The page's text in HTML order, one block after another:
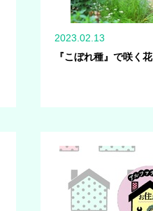
2023.02.13
『こぼれ種』で咲く花